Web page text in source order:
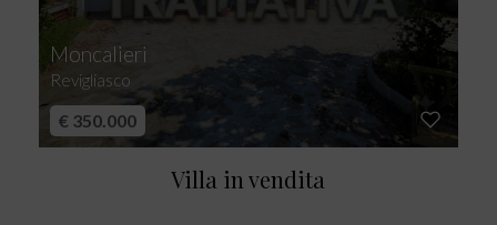
Moncalieri
Revigliasco
€ 350.000
Villa in vendita